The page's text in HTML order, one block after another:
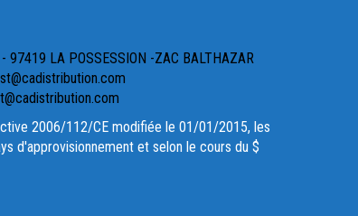
LA POSSESSION -ZAC BALTHAZAR
2006/112/CE modifiée le 01/01/2015, les
d'approvisionnement et selon le cours du $